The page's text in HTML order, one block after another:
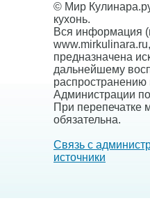
© Мир
кухонь.
Вся информация
предназначена
дальнейшему
Администрации
При перепечатке
обязательна.
Связь с
источники